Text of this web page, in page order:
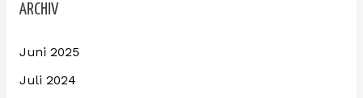
ARCHIV
Juni 2025
Juli 2024